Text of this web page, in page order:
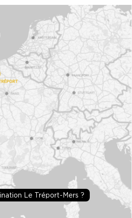
Le Tréport-Mers ?